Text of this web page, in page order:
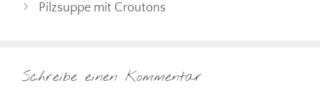
Pilzsuppe mit Croutons
Schreibe einen Kommentar